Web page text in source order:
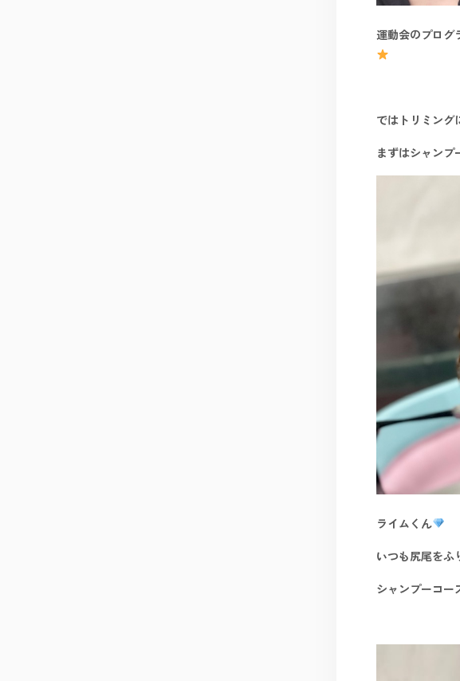
運動会のプログ
ではトリミング
まずはシャンプ
ライムくん
いつも尻尾をふ
シャンプーコー